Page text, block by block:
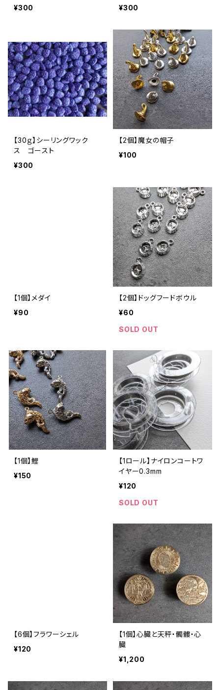
¥300
¥300
【30ｇ】シーリングワック
ス ゴースト
¥300
【2個】魔女の帽子
¥100
【1個】メダイ
¥90
【2個】ドッグフードボウル
¥60
SOLD OUT
【1個】鯉
¥150
【1ロール】ナイロンコートワ
イヤー0.3mm
¥120
SOLD OUT
【6個】フラワーシェル
¥120
【1個】心臓と天秤・髑髏・心
臓
¥1,200